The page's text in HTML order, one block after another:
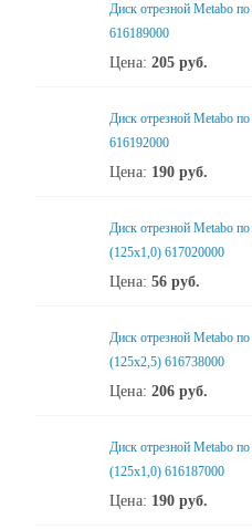
Диск отрезной Metabo
616189000
Цена: 205 руб.
Диск отрезной Metabo
616192000
Цена: 190 руб.
Диск отрезной Metabo
(125x1,0) 617020000
Цена: 56 руб.
Диск отрезной Metabo
(125x2,5) 616738000
Цена: 206 руб.
Диск отрезной Metabo
(125x1,0) 616187000
Цена: 190 руб.